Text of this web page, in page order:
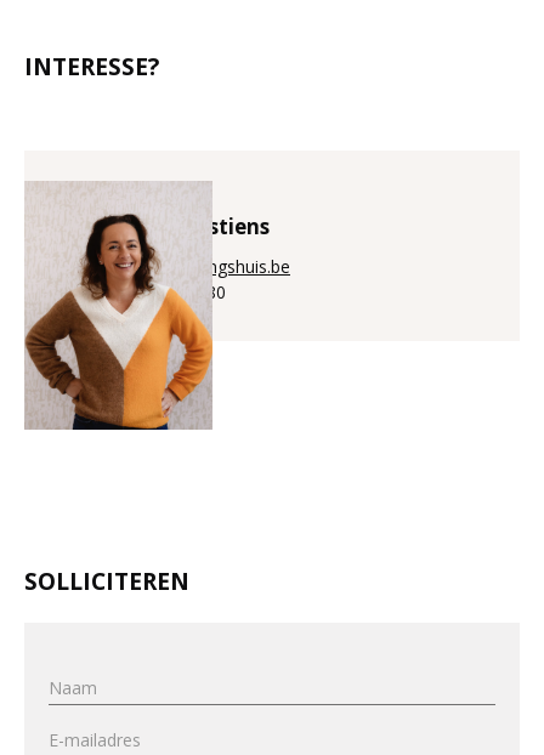
INTERESSE?
Bénédicte Puystiens
bene@aanwervingshuis.be
+32 (0)56 225 880
SOLLICITEREN